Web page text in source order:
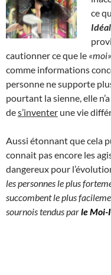
ce
cautionner ce que le «moi»
comme informations
personne ne supporte
pourtant la sienne, elle
des’inventer une vie
Aussi étonnant que cela
connait pas encore les
dangereux pour
les personnes le plus
succombent le plus
sournois tendus parle Moi-